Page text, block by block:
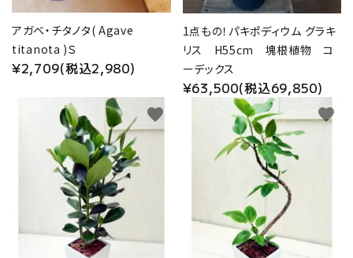
アガベ・チタノタ( Agave
titanota )Ｓ
¥2,709(税込2,980)
1点もの！パキポディウム グラキ
リス H55cm 塊根植物 コ
ーデックス
¥63,500(税込69,850)
favorite favorite